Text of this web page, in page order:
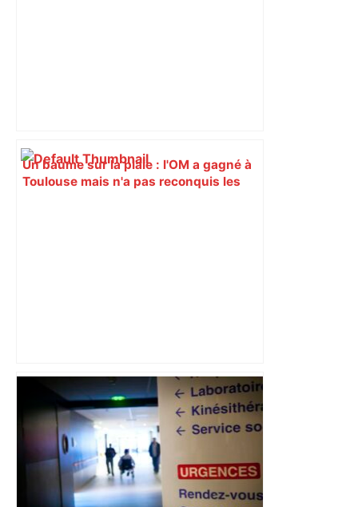
Un baume sur la plaie : l'OM a gagné à
Toulouse mais n'a pas reconquis les
Toulouse : le viaduc de la ligne C du
métro achevé – Le Moniteur